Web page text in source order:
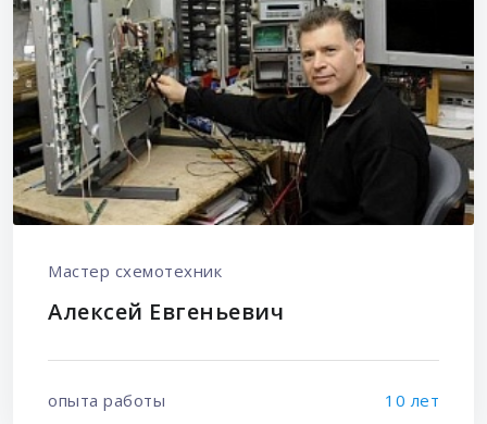
Мастер схемотехник
Алексей Евгеньевич
опыта работы 10 лет